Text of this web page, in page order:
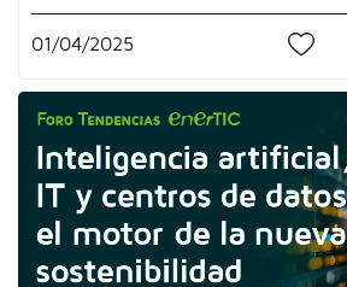
01/04/2025